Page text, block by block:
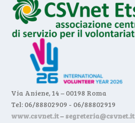
Via Aniene, 14 – 00198 Roma
Tel: 06/88802909 - 06/88802919
www.csvnet.it– segreteria@csvnet.it